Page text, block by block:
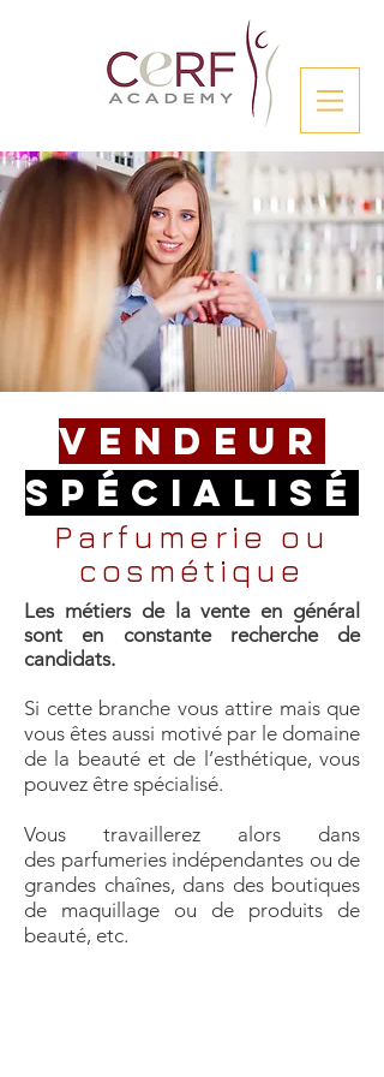
Vendeur
Spécialisé
Parfumerie ou
cosmétique
Les métiers de la venteen général
sont en constante recherche de
candidats.
Si cette branche vous attire mais que
vous êtes aussi motivé par le domaine
de la beauté et de l’esthétique, vous
pouvez être spécialisé.
Vous travaillerez alors dans
des parfumeries indépendantes ou de
grandes chaînes, dans des boutiques
de maquillage ou de produits de
beauté, etc.